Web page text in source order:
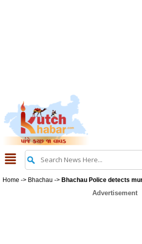
Home -> Bhachau -> Bhachau Police detects
Advertisement